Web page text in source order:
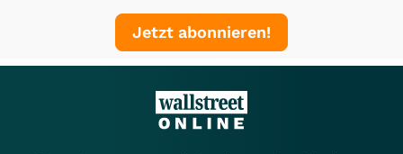
Jetzt abonnieren!